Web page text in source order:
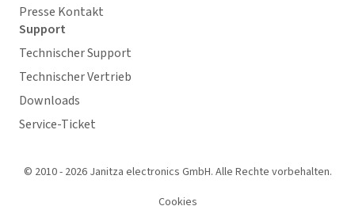
Presse Kontakt
Support
Technischer Support
Technischer Vertrieb
Downloads
Service-Ticket
© 2010 - 2026 Janitza electronics GmbH. Alle Rechte vorbehalten.
Cookies